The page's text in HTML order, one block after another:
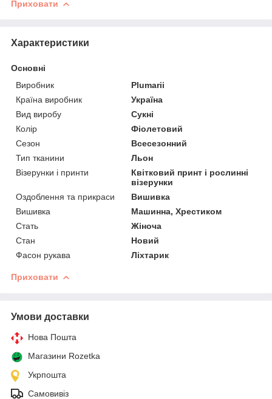
Приховати
Характеристики
Основні
Виробник
Plumarii
Країна виробник
Україна
Вид виробу
Сукні
Колір
Фіолетовий
Сезон
Всесезонний
Тип тканини
Льон
Візерунки і принти
Квітковий принт і рослинні
візерунки
Оздоблення та прикраси
Вишивка
Вишивка
Машинна, Хрестиком
Стать
Жіноча
Стан
Новий
Фасон рукава
Ліхтарик
Приховати
Умови доставки
Нова Пошта
Магазини Rozetka
Укрпошта
Самовивіз